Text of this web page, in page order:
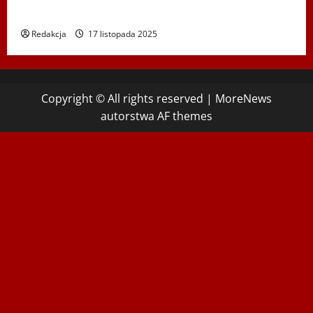
Redakcja 17 listopada 2025
Copyright © All rights reserved | MoreNews
autorstwa AF themes